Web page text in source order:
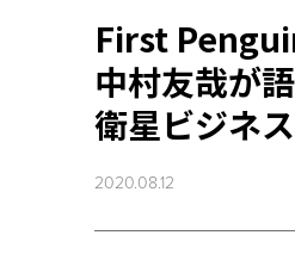
First
中村友哉が
衛星ビジネス
2020.08.12